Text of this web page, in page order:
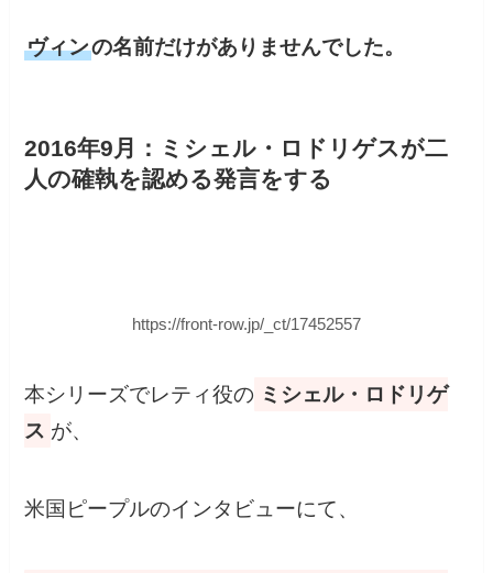
ヴィンの名前だけがありませんでした。
2016年9月：ミシェル・ロドリゲスが二
人の確執を認める発言をする
https://front-row.jp/_ct/17452557
本シリーズでレティ役の ミシェル・ロドリゲ
ス が、
米国ピープルのインタビューにて、